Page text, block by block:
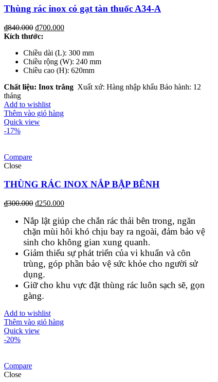
Thùng rác inox có gạt tàn thuốc A34-A
₫840.000 ₫700.000
Kích thước:
Chiều dài (L): 300 mm
Chiều rộng (W): 240 mm
Chiều cao (H): 620mm
Chất liệu: Inox trắng Xuất xứ: Hàng nhập khẩu Bảo hành: 12
tháng
Add to wishlist
Thêm vào giỏ hàng
Quick view
-17%
Compare
Close
THÙNG RÁC INOX NẮP BẬP BÊNH
₫300.000 ₫250.000
Nắp lật giúp che chắn rác thải bên trong, ngăn
chặn mùi hôi khó chịu bay ra ngoài, đảm bảo vệ
sinh cho không gian xung quanh.
Giảm thiểu sự phát triển của vi khuẩn và côn
trùng, góp phần bảo vệ sức khỏe cho người sử
dụng.
Giữ cho khu vực đặt thùng rác luôn sạch sẽ, gọn
gàng.
Add to wishlist
Thêm vào giỏ hàng
Quick view
-20%
Compare
Close